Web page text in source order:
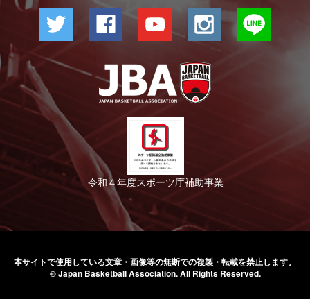
令和４年度スポーツ庁補助事業
本サイトで使用している文章・画像等の無断での複製・転載を禁止します。
© Japan Basketball Association.All Rights Reserved.